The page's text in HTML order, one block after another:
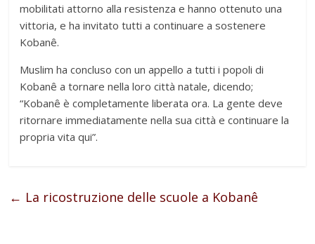
mobilitati attorno alla resistenza e hanno ottenuto una
vittoria, e ha invitato tutti a continuare a sostenere
Kobanê.
Muslim ha concluso con un appello a tutti i popoli di
Kobanê a tornare nella loro città natale, dicendo;
“Kobanê è completamente liberata ora. La gente deve
ritornare immediatamente nella sua città e continuare la
propria vita qui”.
← La ricostruzione delle scuole a Kobanê